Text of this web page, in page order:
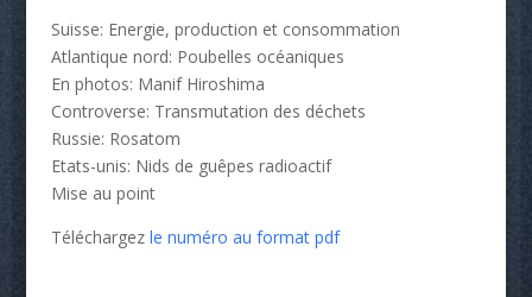
Suisse: Energie, production et consommation
Atlantique nord: Poubelles océaniques
En photos: Manif Hiroshima
Controverse: Transmutation des déchets
Russie: Rosatom
Etats-unis: Nids de guêpes radioactif
Mise au point
Téléchargez le numéro au format pdf